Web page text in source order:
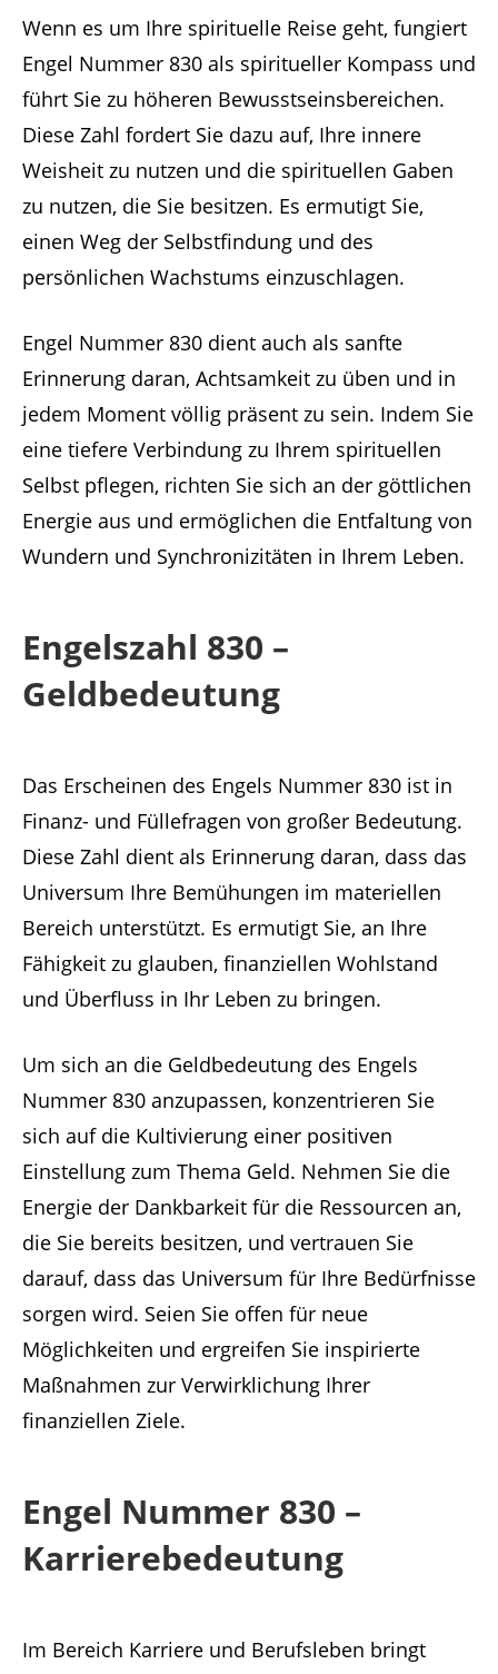
Wenn es um Ihre spirituelle Reise geht, fungiert
Engel Nummer 830 als spiritueller Kompass und
führt Sie zu höheren Bewusstseinsbereichen.
Diese Zahl fordert Sie dazu auf, Ihre innere
Weisheit zu nutzen und die spirituellen Gaben
zu nutzen, die Sie besitzen. Es ermutigt Sie,
einen Weg der Selbstfindung und des
persönlichen Wachstums einzuschlagen.
Engel Nummer 830 dient auch als sanfte
Erinnerung daran, Achtsamkeit zu üben und in
jedem Moment völlig präsent zu sein. Indem Sie
eine tiefere Verbindung zu Ihrem spirituellen
Selbst pflegen, richten Sie sich an der göttlichen
Energie aus und ermöglichen die Entfaltung von
Wundern und Synchronizitäten in Ihrem Leben.
Engelszahl 830 –
Geldbedeutung
Das Erscheinen des Engels Nummer 830 ist in
Finanz- und Füllefragen von großer Bedeutung.
Diese Zahl dient als Erinnerung daran, dass das
Universum Ihre Bemühungen im materiellen
Bereich unterstützt. Es ermutigt Sie, an Ihre
Fähigkeit zu glauben, finanziellen Wohlstand
und Überfluss in Ihr Leben zu bringen.
Um sich an die Geldbedeutung des Engels
Nummer 830 anzupassen, konzentrieren Sie
sich auf die Kultivierung einer positiven
Einstellung zum Thema Geld. Nehmen Sie die
Energie der Dankbarkeit für die Ressourcen an,
die Sie bereits besitzen, und vertrauen Sie
darauf, dass das Universum für Ihre Bedürfnisse
sorgen wird. Seien Sie offen für neue
Möglichkeiten und ergreifen Sie inspirierte
Maßnahmen zur Verwirklichung Ihrer
finanziellen Ziele.
Engel Nummer 830 –
Karrierebedeutung
Im Bereich Karriere und Berufsleben bringt